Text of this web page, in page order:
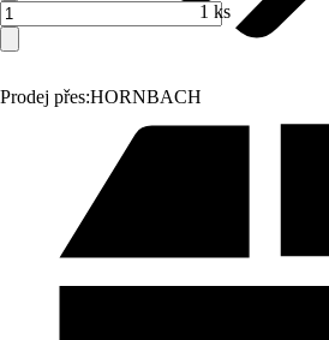
Prodej přes:HORNBACH
1 ks